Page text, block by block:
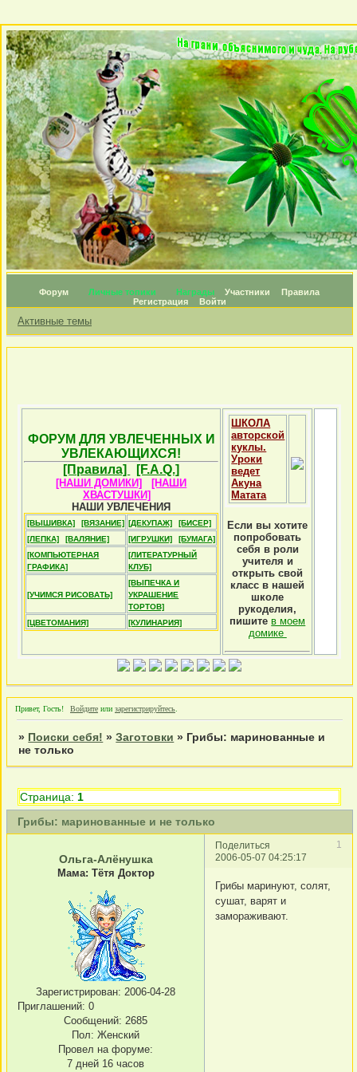
Форум Личные топики Награды Участники
Правила
Регистрация
Войти
Активные темы
ФОРУМ ДЛЯ УВЛЕЧЕННЫХ И
УВЛЕКАЮЩИХСЯ!
[Правила]
[F.A.Q.]
[НАШИ ДОМИКИ]
[НАШИ
ХВАСТУШКИ]
НАШИ УВЛЕЧЕНИЯ
[ВЫШИВКА] [ВЯЗАНИЕ] [ДЕКУПАЖ]
[БИСЕР]
[ЛЕПКА]
[ВАЛЯНИЕ] [ИГРУШКИ]
[БУМАГА]
[КОМПЬЮТЕРНАЯ
ГРАФИКА]
[ЛИТЕРАТУРНЫЙ
КЛУБ]
[УЧИМСЯ РИСОВАТЬ]
[ВЫПЕЧКА И
УКРАШЕНИЕ
ТОРТОВ]
[ЦВЕТОМАНИЯ]
[КУЛИНАРИЯ]
ШКОЛА
авторской
куклы.
Уроки
ведет
Акуна
Матата
Если вы хотите
попробовать
себя в роли
учителя и
открыть свой
класс в нашей
школе
рукоделия,
пишите в моем
домике
Привет, Гость! Войдите или зарегистрируйтесь
» Поиски себя! »Заготовки » Грибы: маринованные и
не только
Грибы: маринованные и не только
Страница: 1
Поделиться
1
2006-05-07 04:25:17
Ольга-Алёнушка
Мама: Тётя Доктор
Зарегистрирован: 2006-04-28
Приглашений: 0
Сообщений: 2685
Пол: Женский
Провел на форуме:
7 дней 16 часов
Грибы маринуют, солят,
сушат, варят и
замораживают.